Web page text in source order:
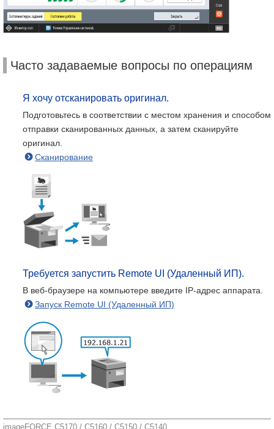
Часто задаваемые вопросы по операциям
Я хочу отсканировать оригинал.
Подготовьтесь в соответствии с местом хранения и способом
отправки сканированных данных, а затем сканируйте
оригинал.
Сканирование
Требуется запустить Remote UI (Удаленный ИП).
В веб-браузере на компьютере введите IP-адрес аппарата.
Запуск Remote UI (Удаленный ИП)
imageFORCE C5170 / C5160 / C5150 / C5140